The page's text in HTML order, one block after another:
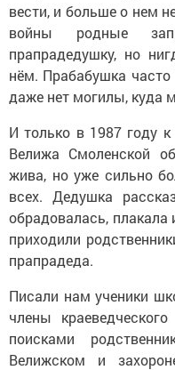
вести, и больше о нем
войны родные
прапрадедушку, но
нём. Прабабушка часто
даже нет могилы, куда
И только в 1987 году
Велижа Смоленской
жива, но уже сильно
всех. Дедушка
обрадовалась,
приходили
прапрадеда.
Писали нам ученики
члены
поисками
Велижском и